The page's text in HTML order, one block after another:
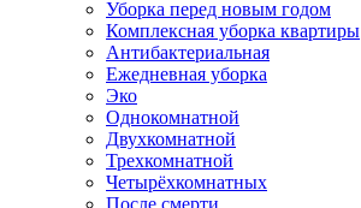
Уборка перед новым годом
Комплексная уборка квартиры
Антибактериальная
Ежедневная уборка
Эко
Однокомнатной
Двухкомнатной
Трехкомнатной
Четырёхкомнатных
После смерти